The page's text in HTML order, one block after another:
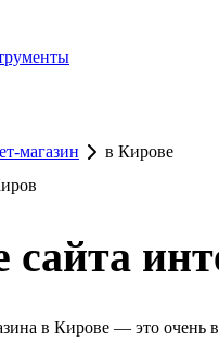
магазин
в Кирове
в Кирове — это очень